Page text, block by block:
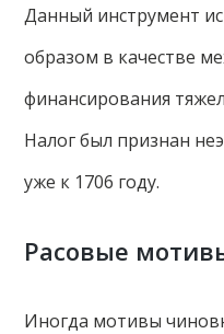
Данный инструмент
образом в качестве
финансирования
Налог был признан
уже к 1706 году.
Расовые
Иногда мотивы